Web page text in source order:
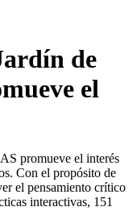
de
el
promueve el interés
Con el propósito de
el pensamiento crítico
interactivas, 151